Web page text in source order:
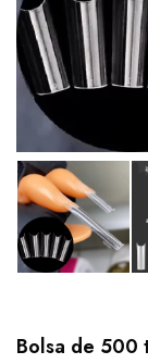
Bolsa de 500